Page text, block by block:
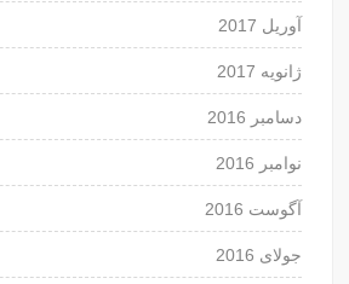
آوریل 2017
ژانویه 2017
دسامبر 2016
نوامبر 2016
آگوست 2016
جولای 2016